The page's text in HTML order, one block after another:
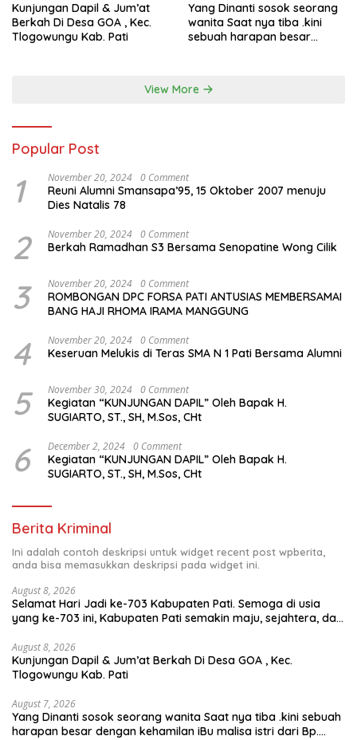
Kunjungan Dapil & Jum’at
Berkah Di Desa GOA , Kec.
Tlogowungu Kab. Pati
Yang Dinanti sosok seorang
wanita Saat nya tiba .kini
sebuah harapan besar
buah hati yang berjudul
View More
Popular Post
1 November 20, 2024 0 Comment
Reuni Alumni Smansapa’95, 15 Oktober 2007 menuju
Dies Natalis 78
2 November 20, 2024 0 Comment
Berkah Ramadhan S3 Bersama Senopatine Wong Cilik
3 November 20, 2024 0 Comment
ROMBONGAN DPC FORSA PATI ANTUSIAS MEMBERSAMAI
BANG HAJI RHOMA IRAMA MANGGUNG
4 November 20, 2024 0 Comment
Keseruan Melukis di Teras SMA N 1 Pati Bersama Alumni
5 November 30, 2024 0 Comment
Kegiatan “KUNJUNGAN DAPIL” Oleh Bapak H.
SUGIARTO, ST., SH, M.Sos, CHt
6 December 2, 2024 0 Comment
Kegiatan “KUNJUNGAN DAPIL” Oleh Bapak H.
SUGIARTO, ST., SH, M.Sos, CHt
Berita Kriminal
Ini adalah contoh deskripsi untuk widget recent post wpberita,
anda bisa memasukkan deskripsi pada widget ini.
August 8, 2026
Selamat Hari Jadi ke-703 Kabupaten Pati. Semoga di usia
yang ke-703 ini, Kabupaten Pati semakin maju, sejahtera, dan
kesejahteraan bagi seluruh masyarakatnya. Semoga sinergi
dan kolaborasi yang telah terjalin semakin kuat demi
mewujudkan pembangunan yang berkelanjutan. Dirgahayu
Facebook
August 8, 2026
Kunjungan Dapil & Jum’at Berkah Di Desa GOA , Kec.
Tlogowungu Kab. Pati
August 7, 2026
Yang Dinanti sosok seorang wanita Saat nya tiba .kini sebuah
harapan besar dengan kehamilan iBu malisa istri dari Bp.